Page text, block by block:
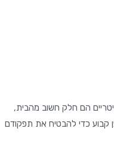
הם חלק חשוב מהבית,
כדי להבטיח את תפקודם